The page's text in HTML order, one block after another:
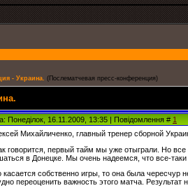
- Украина. (Послематчевая пресс-конференция)
Понеділок, 16.11.2009, 13:35 | Повідомлення # 1
Михайличенко, главный тренер сборной
говорится, первый тайм мы уже отыграли. Но
в Донецке. Мы очень надеемся, что все-
касается собственно игры, то она была
переоценить важность этого матча.